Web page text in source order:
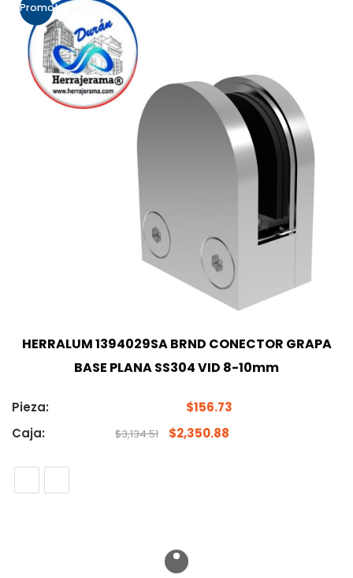
Promo!
HERRALUM 1394029SA BRND CONECTOR GRAPA
BASE PLANA SS304 VID 8-10mm
Pieza: $156.73
Caja:
$3,134.51 $2,350.88